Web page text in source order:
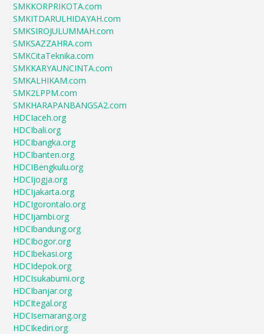
SMKKORPRIKOTA.com
SMKITDARULHIDAYAH.com
SMKSIROJULUMMAH.com
SMKSAZZAHRA.com
SMKCitaTeknika.com
SMKKARYAUNCINTA.com
SMKALHIKAM.com
SMK2LPPM.com
SMKHARAPANBANGSA2.com
HDCIaceh.org
HDCIbali.org
HDCIbangka.org
HDCIbanten.org
HDCIBengkulu.org
HDCIjogja.org
HDCIjakarta.org
HDCIgorontalo.org
HDCIjambi.org
HDCIbandung.org
HDCIbogor.org
HDCIbekasi.org
HDCIdepok.org
HDCIsukabumi.org
HDCIbanjar.org
HDCItegal.org
HDCIsemarang.org
HDCIkediri.org